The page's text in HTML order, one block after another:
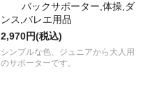
バックサポーター,体操,ダ
ンス,バレエ用品
2,970円(税込)
シンプルな色、ジュニアから大人用
のサポーターです。